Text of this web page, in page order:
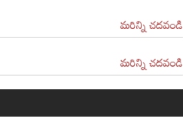
మరిన్ని చదవండి
మరిన్ని చదవండి